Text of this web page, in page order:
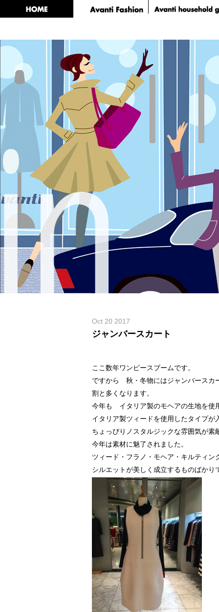
Oct 20 2017
ジャンバースカート
ここ数年ワンピースブームです。
ですから 秋・冬物にはジャンバースカ
割と多くなります。
今年も イタリア製のモヘアの生地を使
イタリア製ツィードを使用したタイプが
ちょっぴりノスタルジックな雰囲気が素
今年は素材に魅了されました。
ツィード・フラノ・モヘア・キルティン
シルエットが美しく成立するものばかり